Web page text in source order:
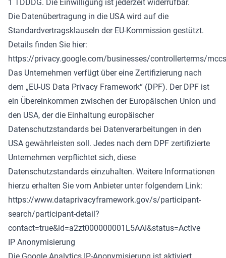
1 TDDDG. Die Einwilligung ist jederzeit widerrufbar.
Die Datenübertragung in die USA wird auf die
Standardvertragsklauseln der EU-Kommission gestützt.
Details finden Sie hier:
https://privacy.google.com/businesses/controllerterms/
Das Unternehmen verfügt über eine Zertifizierung nach
dem „EU-US Data Privacy Framework“ (DPF). Der DPF ist
ein Übereinkommen zwischen der Europäischen Union und
den USA, der die Einhaltung europäischer
Datenschutzstandards bei Datenverarbeitungen in den
USA gewährleisten soll. Jedes nach dem DPF zertifizierte
Unternehmen verpflichtet sich, diese
Datenschutzstandards einzuhalten. Weitere Informationen
hierzu erhalten Sie vom Anbieter unter folgendem Link:
https://www.dataprivacyframework.gov/s/participant-
search/participant-detail?
contact=true&id=a2zt000000001L5AAI&status=Active
IP Anonymisierung